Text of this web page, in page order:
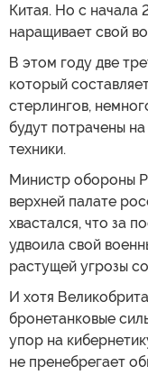
Китая. Но с начала
наращивает свой
В этом году две
который
стерлингов,
будут потрачены
техники.
Министр обороны
верхней палате
хвастался, что за
удвоила свой
растущей угрозы
И хотя
бронетанковые
упор на
не пренебрегает